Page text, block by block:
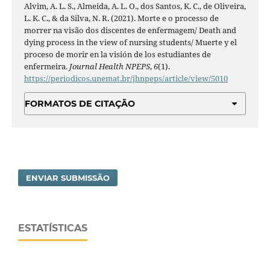
Alvim, A. L. S., Almeida, A. L. O., dos Santos, K. C., de Oliveira,
L. K. C., & da Silva, N. R. (2021). Morte e o processo de
morrer na visão dos discentes de enfermagem/ Death and
dying process in the view of nursing students/ Muerte y el
proceso de morir en la visión de los estudiantes de
enfermeira. Journal Health NPEPS,6(1).
https://periodicos.unemat.br/jhnpeps/article/view/5010
FORMATOS DE CITAÇÃO
ENVIAR SUBMISSÃO
ESTATÍSTICAS